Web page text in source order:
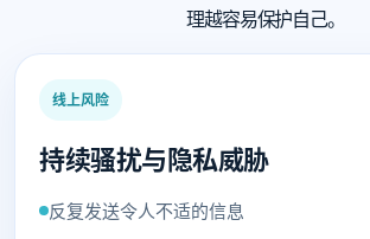
理越容易保护自己。
线上风险
持续骚扰与隐私威胁
反复发送令人不适的信息